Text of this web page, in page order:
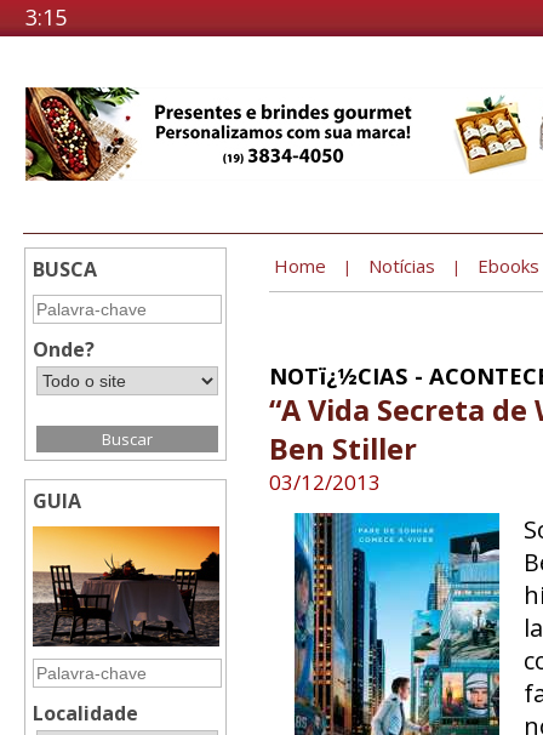
3:15
BUSCA
Onde?
GUIA
Localidade
Home | Notícias | Ebooks
NOTï¿½CIAS -
“A Vida Secreta
Ben Stiller
03/12/2013